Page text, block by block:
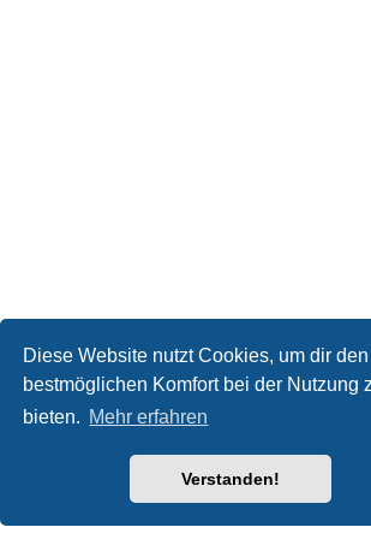
Diese Website nutzt Cookies, um dir den
bestmöglichen Komfort bei der Nutzung
bieten. Mehr erfahren
Verstanden!